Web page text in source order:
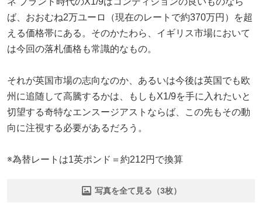
ば、おおむね2万ユーロ（現在のレートで約370万円）を超
える価格帯にある。そのかたわら、イギリス市場において
は今回の落札価格も常識的なもの。
それが英国市場の志向なのか、あるいは今後は英国でも欧
州に追随して高騰するかは、もしもX1/9を手に入れたいと
切望する奇特なエンスージアストならば、この先もその動
向に注視する必要があるだろう。
※為替レートは1英ポンド＝約212円で換算
写真を全て見る（3枚）